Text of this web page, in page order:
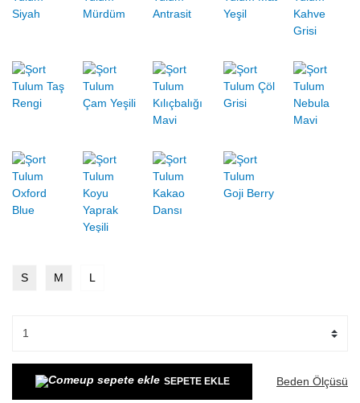
S M L
SEPETE EKLE Beden Ölçüsü